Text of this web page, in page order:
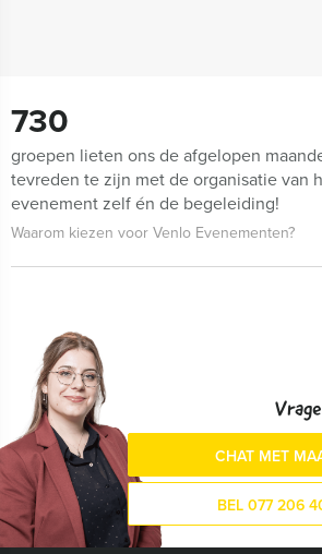
730
groepen lieten ons de afgelopen
tevreden te zijn met de organisatie van
evenement zelf én de begeleiding!
Waarom kiezen voor Venlo Evenementen?
CHAT MET
BEL 077 206